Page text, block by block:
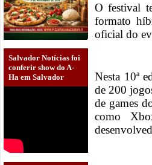
Salvador Notícias foi
conferir show do A-
Ha em Salvador
O festival
formato
oficial do
Nesta 10ª
de 200
de games
como